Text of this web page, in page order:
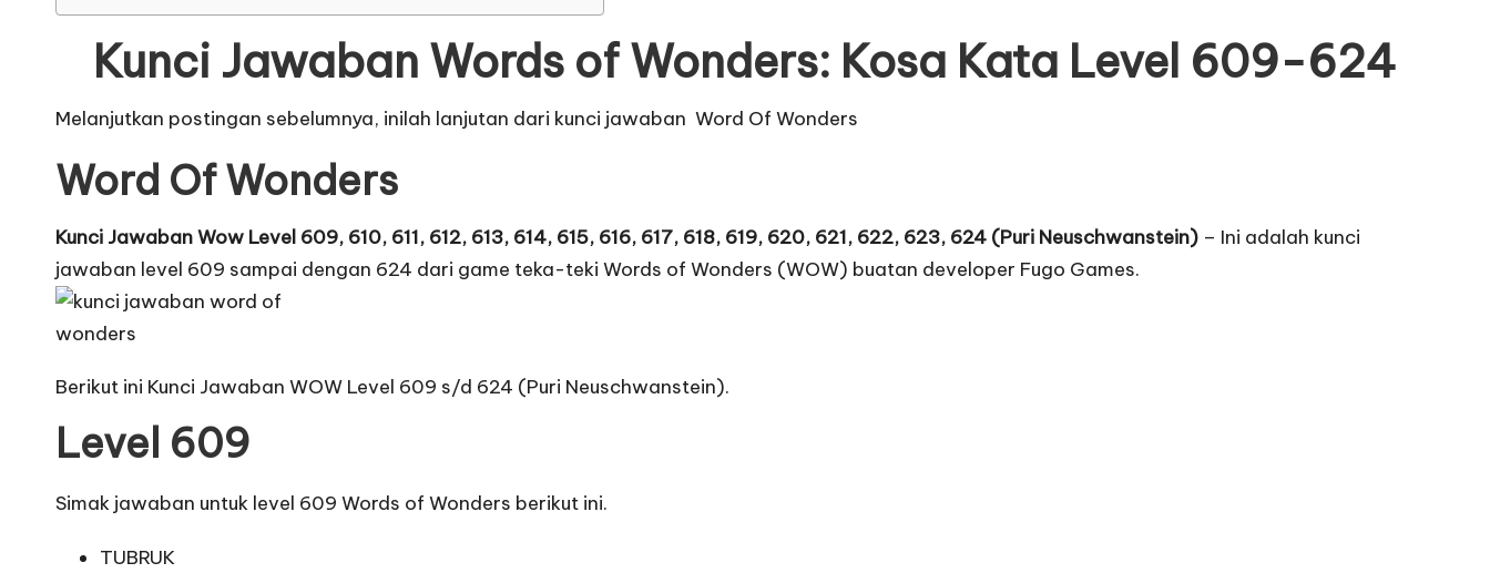
Kunci Jawaban Words of Wonders: Kosa Kata Level 609-624
Melanjutkan postingan sebelumnya, inilah lanjutan dari kunci jawaban Word Of Wonders
Word Of Wonders
Kunci Jawaban Wow Level 609, 610, 611, 612, 613, 614, 615, 616, 617, 618, 619, 620, 621, 622, 623, 624 (Puri Neuschwanstein) – Ini adalah kunci
jawaban level 609 sampai dengan 624 dari game teka-teki Words of Wonders (WOW) buatan developer Fugo Games.
Berikut ini Kunci Jawaban WOW Level 609 s/d 624 (Puri Neuschwanstein).
Level 609
Simak jawaban untuk level 609 Words of Wonders berikut ini.
TUBRUK